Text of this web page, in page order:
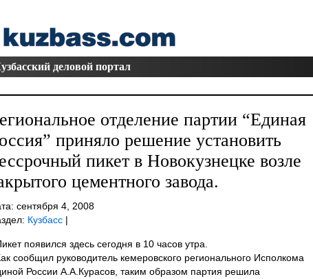
деловой портал
отделение партии “Единая
приняло решение установить
пикет в Новокузнецке возле
цементного завода.
сентября 4, 2008
Кузбасс|
появился здесь сегодня в 10 часов утра.
сообщил руководитель кемеровского регионального Исполкома
России А.А.Курасов, таким образом партия решила